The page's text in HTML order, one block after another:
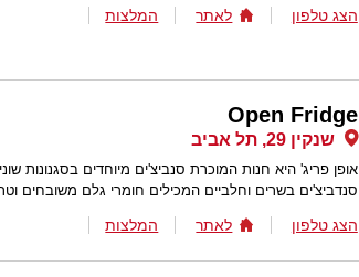
הצג טלפון לאתר
המלצות
Open Fridge
שנקין 29, תל אביב
אופן פריג' היא חנות המוכרת סנביצ'ים מיוחדים בסגנונות
סנדביצ'ים בשרים וחלביים המכילים חומרי גלם משובחים
הצג טלפון לאתר המלצות